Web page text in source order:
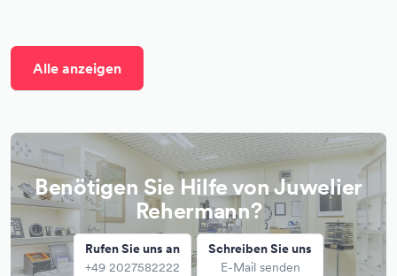
Alle anzeigen
Benötigen Sie Hilfe von Juwelier
Rehermann?
Rufen Sie uns an
+49 2027582222
Schreiben Sie uns
E-Mail senden